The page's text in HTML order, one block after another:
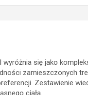
się jako
zamieszczonych
Zestawienie
ciała.